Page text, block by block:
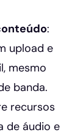
:
upload e
mesmo
banda.
recursos
de áudio e